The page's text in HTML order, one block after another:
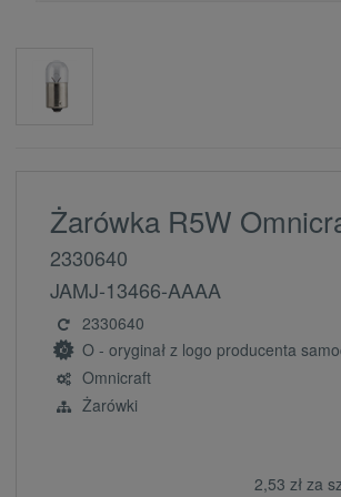
Żarówka R5W
2330640
JAMJ-13466-AAAA
2330640
O - oryginał z logo producenta
Omnicraft
Żarówki
2,53 zł za